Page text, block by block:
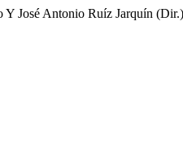
José Antonio Ruíz Jarquín